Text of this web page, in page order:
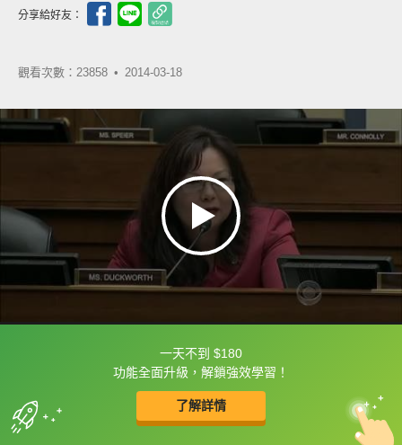
分享給好友：
觀看次數：23858 • 2014-03-18
一天不到 $180
功能全面升級，解鎖強效學習！
了解詳情
框選或點兩下字幕可以直接查字典喔！
收錄佳句 中
英